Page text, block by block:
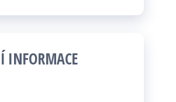
INFORMACE